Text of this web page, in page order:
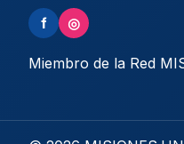
f ◎
Miembro de la Red